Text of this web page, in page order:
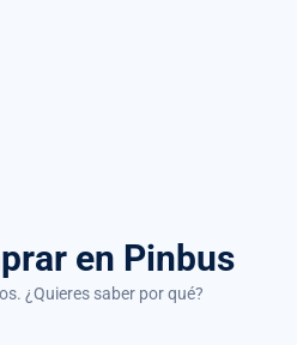
en Pinbus
¿Quieres saber por qué?